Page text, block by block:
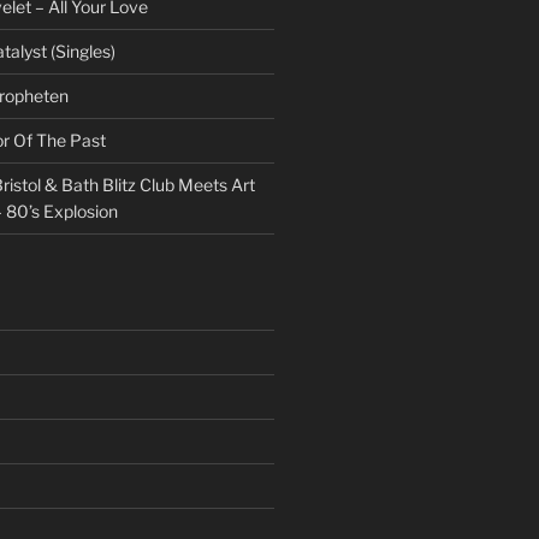
– All Your Love
(Singles)
Of The Past
& Bath Blitz Club Meets Art
Explosion